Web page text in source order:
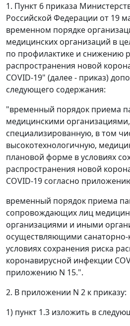
1. Пункт 6 приказа
Российской Федерации от 19
временном порядке
медицинских организаций в
по профилактике и снижению
распространения новой
COVID-19" (далее - приказ)
следующего содержания:
"временный порядок приема
медицинскими
специализированную, в том
высокотехнологичную,
плановой форме в условиях
распространения новой
COVID-19 согласно
временный порядок приема
сопровождающих лиц
организациями и иными
осуществляющими санаторно-
условиях сохранения риска
коронавирусной инфекции
приложению N 15.".
2. В приложении N 2 к приказу:
1) пункт 1.3 изложить в